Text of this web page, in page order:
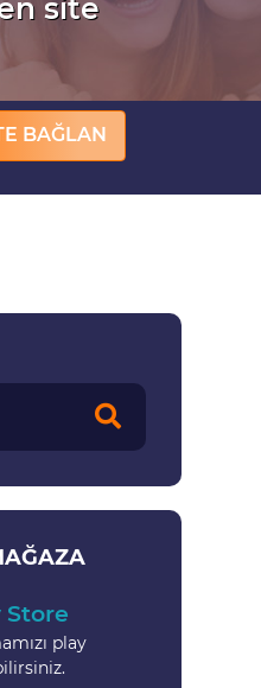
site
BAĞLAN
Store
play